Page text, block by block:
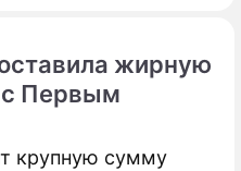
жирную
с Первым
крупную сумму